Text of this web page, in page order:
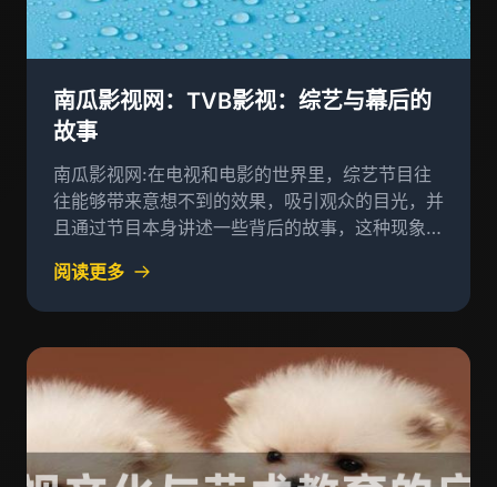
南瓜影视网：TVB影视：综艺与幕后的
故事
南瓜影视网:在电视和电影的世界里，综艺节目往
往能够带来意想不到的效果，吸引观众的目光，并
且通过节目本身讲述一些背后的故事，这种现象在
阅读更多